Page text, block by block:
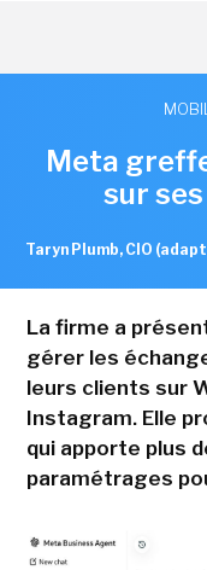
Meta
sur
Taryn Plumb, CIO
La firme a
gérer les
leurs clients sur
Instagram. Elle
qui apporte plus
paramétrages